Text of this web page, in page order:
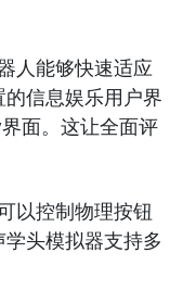
人能够快速适应
信息娱乐用户界
界面。这让全面评
以控制物理按钮
头模拟器支持多